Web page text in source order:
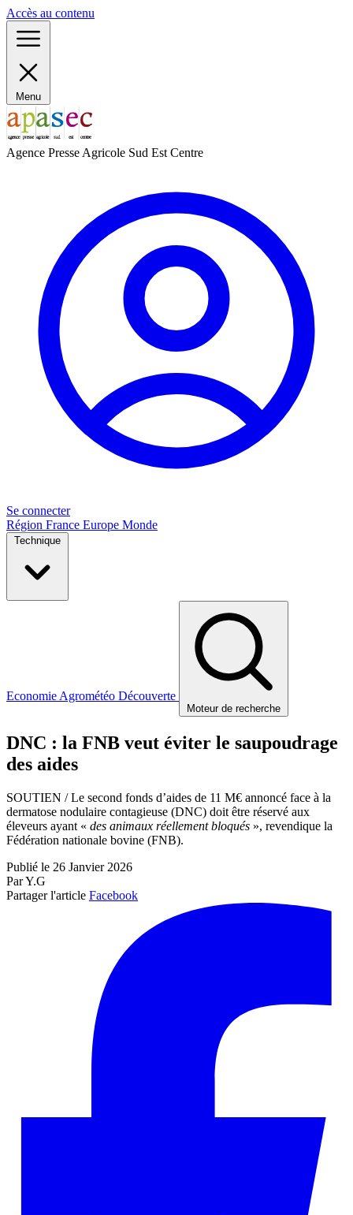
Accès au contenu
Menu
Agence Presse Agricole Sud Est Centre
Se connecter
Région France Europe Monde
Technique
Economie Agrométéo Découverte
Moteur de recherche
DNC : la FNB veut éviter le saupoudrage
des aides
SOUTIEN / Le second fonds d’aides de 11 M€ annoncé face à la
dermatose nodulaire contagieuse (DNC) doit être réservé aux
éleveurs ayant « des animaux réellement bloqués », revendique la
Fédération nationale bovine (FNB).
Publié le 26 Janvier 2026
Par Y.G
Partager l'article Facebook
Panneau de gestion des cookies